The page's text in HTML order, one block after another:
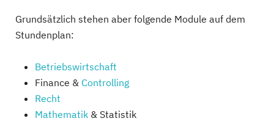
Grundsätzlich stehen aber folgende Module auf dem
Stundenplan:
Betriebswirtschaft
Finance & Controlling
Recht
Mathematik & Statistik